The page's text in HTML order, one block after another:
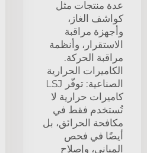
عدة منتجات مثل
كواشف الغاز،
وأجهزة مراقبة
الاستقرار، وأنظمة
مراقبة الحركة.
الكاميرات الحرارية
الصناعية: توفّر LSJ
كاميرات حرارية لا
تُستخدم فقط في
مكافحة الحرائق، بل
أيضًا في فحص
المباني، وإصلاح